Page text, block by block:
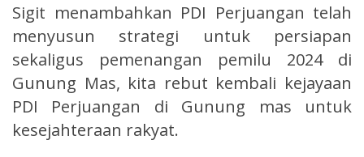
Sigit menambahkan PDI Perjuangan telah
menyusun strategi untuk persiapan
sekaligus pemenangan pemilu 2024 di
Gunung Mas, kita rebut kembali kejayaan
PDI Perjuangan di Gunung mas untuk
kesejahteraan rakyat.